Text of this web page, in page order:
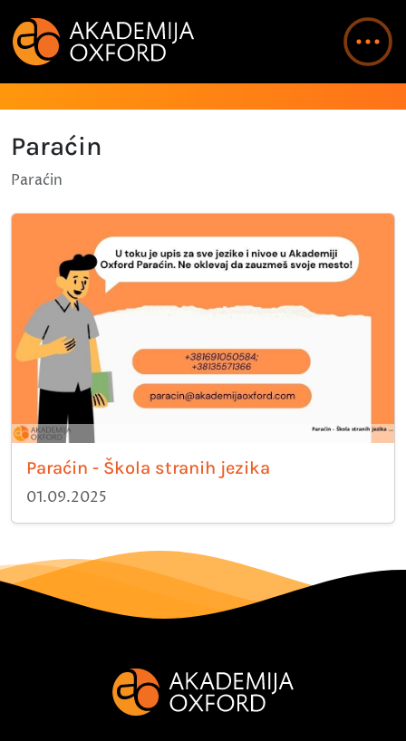
Paraćin
Paraćin
Paraćin - Škola stranih jezika
01.09.2025